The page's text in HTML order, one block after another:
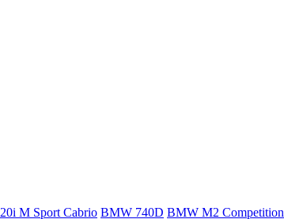
M Sport Cabrio BMW 740D BMW M2 Competition